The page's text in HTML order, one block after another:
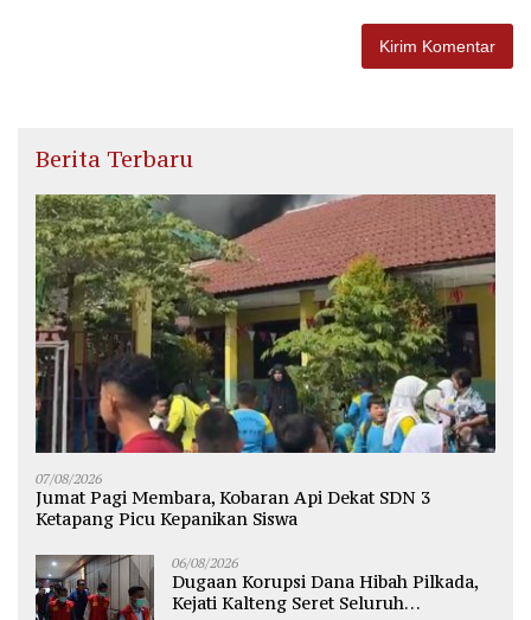
Berita Terbaru
07/08/2026
Jumat Pagi Membara, Kobaran Api Dekat SDN 3
Ketapang Picu Kepanikan Siswa
06/08/2026
Dugaan Korupsi Dana Hibah Pilkada,
Kejati Kalteng Seret Seluruh